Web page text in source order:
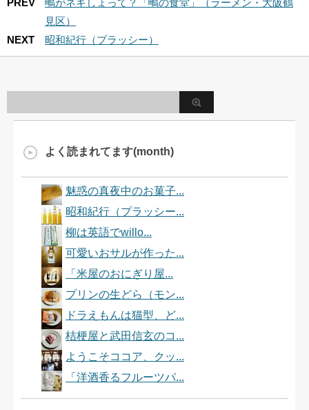
PREV
鴫がネギしょって？「鴫の食堂」（ラーメン・大阪鶴
見区）
NEXT
昭和紀行（プラッシー）
よく読まれてます(month)
魅惑の真夜中のお菓子...
昭和紀行（プラッシー...
柳は英語でwillo...
可愛いおサルが作った...
「米屋のおにぎり屋...
プリンの生どら（モン...
ドラえもんは猫型、ど...
桔梗屋と武田信玄のコ...
ようこそココア、クッ...
「洋酒香るフルーツパ...